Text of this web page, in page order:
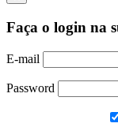
Faça o login na
E-mail
Password